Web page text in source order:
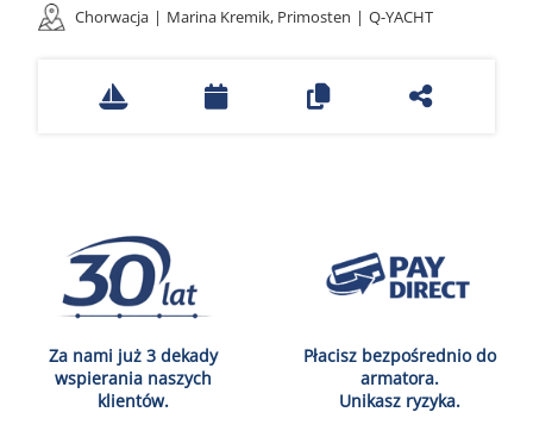
Chorwacja | Marina Kremik, Primosten | Q-YACHT
Za nami już 3 dekady
wspierania naszych
klientów.
Płacisz bezpośrednio do
armatora.
Unikasz ryzyka.